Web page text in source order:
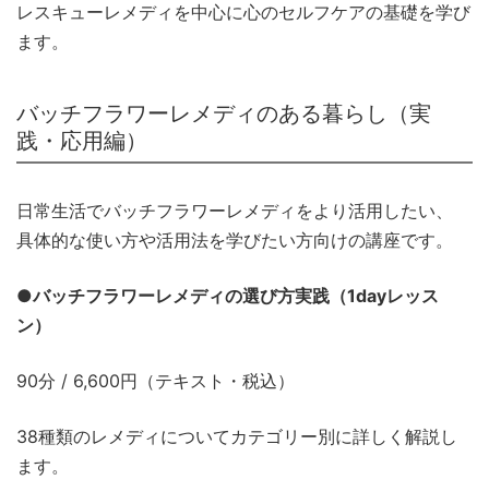
レスキューレメディを中心に心のセルフケアの基礎を学び
ます。
バッチフラワーレメディのある暮らし（実
践・応用編）
日常生活でバッチフラワーレメディをより活用したい、
具体的な使い方や活用法を学びたい方向けの講座です。
●バッチフラワーレメディの選び方実践（1dayレッス
ン）
90分 / 6,600円（テキスト・税込）
38種類のレメディについてカテゴリー別に詳しく解説し
ます。